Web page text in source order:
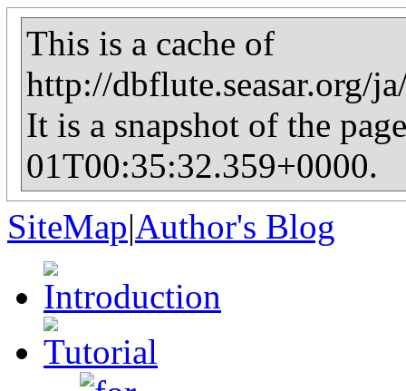
This is a cache of
http://dbflute.seasar.org/
It is a snapshot of the
01T00:35:32.359+0000.
SiteMap|Author's Blog